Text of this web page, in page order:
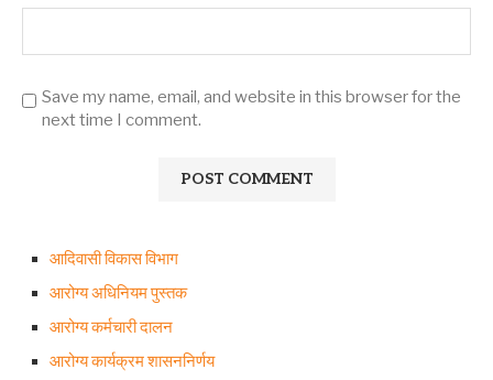
Save my name, email, and website in this browser for the
next time I comment.
आदिवासी विकास विभाग
आरोग्य अधिनियम पुस्तक
आरोग्य कर्मचारी दालन
आरोग्य कार्यक्रम शासननिर्णय